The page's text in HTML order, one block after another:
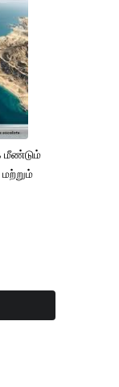
மீண்டும்